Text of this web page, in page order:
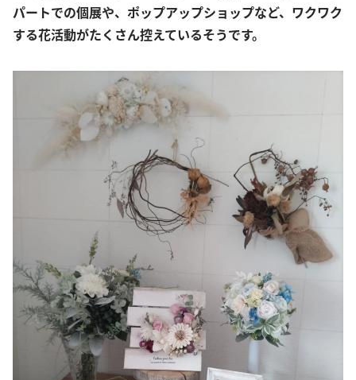
パートでの個展や、ポップアップショップなど、ワクワク
する花活動がたくさん控えているそうです。